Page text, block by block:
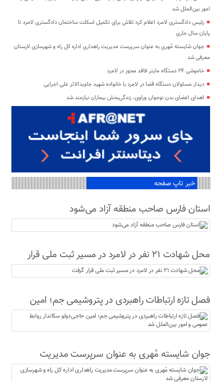
امور بین‌الملل شد
رئیس دادگستری لامرد اعلام کرد:تلاش برای تکمیل اسکلت ساختمان دادگستری لامرد تا
پایان سال جاری
جوان شایسته مُهری به عنوان سرپرست مدیریت راهداری اداره کل راه و شهرسازی لارستان
معرفی شد
خاموشی ۲۴ دستگاه ماینر فاقد مجوز در لامرد
دیدار مسئولان دستگاه قضا در لامرد با خانواده شهید جاویدالاثر علی اجرایی
اهدای اعضای بدن نوجوان وراوی، زندگی‌بخش بیماران نیازمند شد
خبر تاپ صفحه
استان فارس صاحب منطقه آزاد می‌شود
محل شهادت ۲۱ نفر در لامرد در مسیر ثبت ملی قرار
گرفت
فصل تازه ارتباطات راهبردی در پتروشیمی جم؛ امین
حاجی‌دولو سکاندار روابط عمومی و امور بین‌الملل شد
جوان شایسته مُهری به عنوان سرپرست مدیریت
راهداری اداره کل راه و شهرسازی لارستان معرفی شد